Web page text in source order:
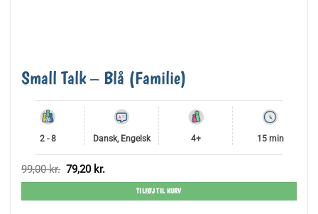
Small Talk – Blå (Familie)
2 - 8 Dansk, Engelsk 4+ 15 min
99,00kr. Den
oprindelige
pris
99,00 kr..
79,20 kr.
aktuelle
pris
79,20 kr..
TILFØJ TIL KURV